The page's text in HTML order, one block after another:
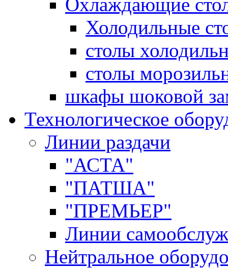
Холодильные
столы
столы
шкафы шоковой
Технологическое
Линии раздачи
"АСТА"
"ПАТША"
"ПРЕМЬЕР"
Линии
Нейтральное